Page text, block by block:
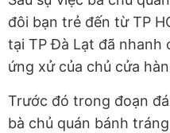
đôi bạn trẻ đến từ TP
tại TP Đà Lạt đã nhanh
ứng xử của chủ cửa
Trước đó trong đoạn
bà chủ quán bánh